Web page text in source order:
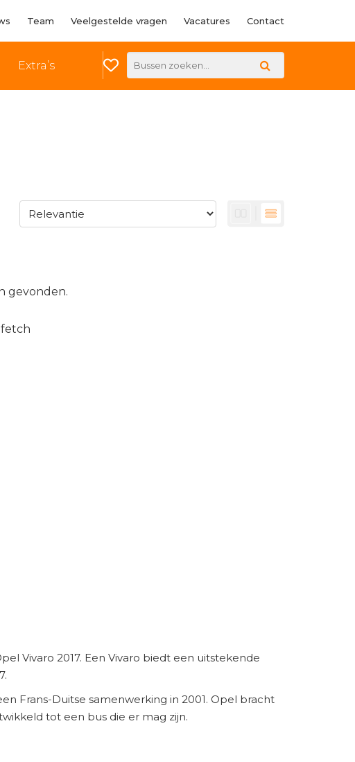
Team Veelgestelde vragen Vacatures Contact
Extra’s
gevonden.
Vivaro 2017. Een Vivaro biedt een uitstekende
Frans-Duitse samenwerking in 2001. Opel bracht
tot een bus die er mag zijn.